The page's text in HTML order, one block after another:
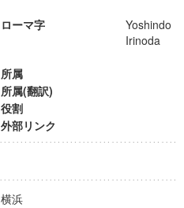
ローマ字
Yoshindo
Irinoda
所属
所属(翻訳)
役割
外部リンク
横浜